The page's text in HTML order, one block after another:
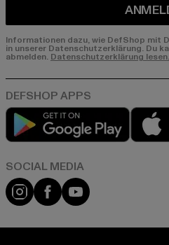
Informationen dazu, wie DefShop mit
in unserer Datenschutzerklärung. Du
abmelden. Datenschutzerklärung lesen.
Play
Instagram
FacebookYouTube